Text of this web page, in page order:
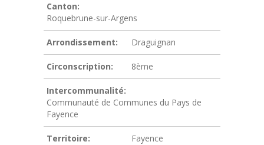
Canton:
Roquebrune-sur-Argens
Arrondissement: Draguignan
Circonscription: 8ème
Intercommunalité:
Communauté de Communes du Pays de
Fayence
Territoire: Fayence